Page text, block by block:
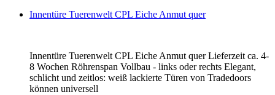
Innentüre Tuerenwelt CPL Eiche Anmut quer
Innentüre Tuerenwelt CPL Eiche Anmut quer Lieferzeit ca. 4-
8 Wochen Röhrenspan Vollbau - links oder rechts Elegant,
schlicht und zeitlos: weiß lackierte Türen von Tradedoors
können universell